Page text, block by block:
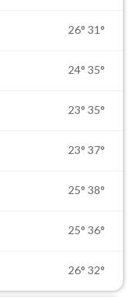
26° 31°
24° 35°
23° 35°
23° 37°
25° 38°
25° 36°
26° 32°